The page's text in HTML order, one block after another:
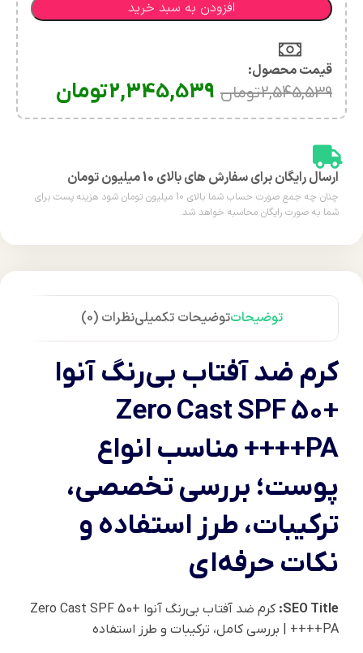
افزودن به سبد خرید
قیمت محصول:​
2,545,539تومان 2,345,539تومان
ارسال رایگان برای سفارش های بالای 10 میلیون تومان
چنان چه جمع صورت حساب شما بالای 10 میلیون تومان شود هزینه پست برای
شما به صورت رایگان محاسبه خواهد شد.
توضیحاتتوضیحات تکمیلینظرات (0)
کرم ضد آفتاب بی‌رنگ آنوا
Zero Cast SPF 50+
PA++++ مناسب انواع
پوست؛ بررسی تخصصی،
ترکیبات، طرز استفاده و
نکات حرفه‌ای
SEO Title:
کرم ضد آفتاب بی‌رنگ آنوا Zero Cast SPF 50+
PA++++ | بررسی کامل، ترکیبات و طرز استفاده